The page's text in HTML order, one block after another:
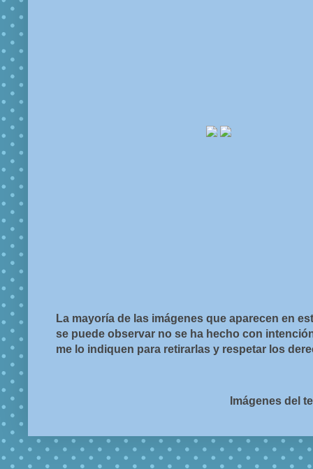
La mayoría de las imágenes que aparecen en
se puede observar no se ha hecho con
me lo indiquen para retirarlas y respetar los
Imágenes del